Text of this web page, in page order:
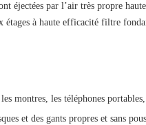
éjectées par l’air très propre
à haute efficacité filtre
montres, les téléphones
et des gants propres et sans